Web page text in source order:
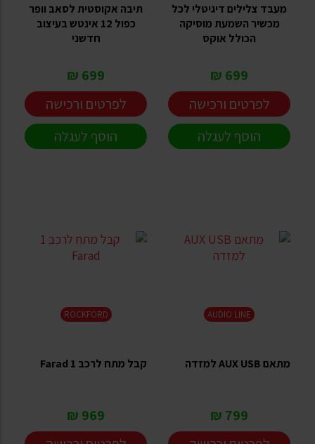
מעבד צלילים דיגיטלי לכל
מכשיר השמעת מוסיקה
הכולל אוקס
699 ₪
לפרטים ורכישה
הוסף לעגלה
תיבה אקוסטית לסאב וופר
כפול 12 אינטש בעיצוב
חדשני
699 ₪
לפרטים ורכישה
הוסף לעגלה
AUDIO LINE
מתאם AUX USB למזדה
799 ₪
ROCKFORD
קבל מתח לרכב 1 Farad
969 ₪